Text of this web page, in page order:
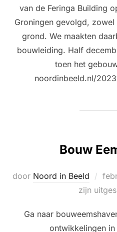
van de Feringa Building
Groningen gevolgd,
grond. We maakten
bouwleiding. Half
toen het
noordinbeeld.nl/
Bouw
door Noord in Beeld
op
zijn
Ga naar
ontwikkelingen in